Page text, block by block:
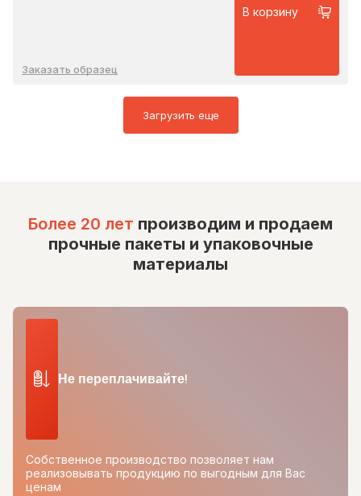
Заказать образец
В корзину
Загрузить еще
Более 20 лет производим и продаем
прочные пакеты и упаковочные
материалы
Не переплачивайте!
Собственное производство позволяет нам
реализовывать продукцию по выгодным для Вас
ценам